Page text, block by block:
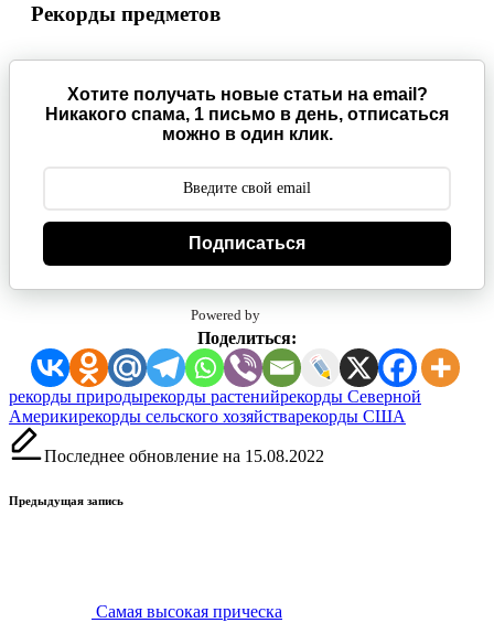
Рекорды предметов
Хотите получать новые статьи на email?
Никакого спама, 1 письмо в день, отписаться
можно в один клик.
Подписаться
Powered by
Поделиться:
Метки:
рекорды природырекорды растенийрекорды Северной
Америкирекорды сельского хозяйстварекорды США
Последнее обновление на 15.08.2022
Навигация
Предыдущая запись
Самая высокая прическа